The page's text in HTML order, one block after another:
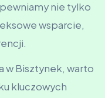
nie tylko
wsparcie,
w Bisztynek, warto
kluczowych